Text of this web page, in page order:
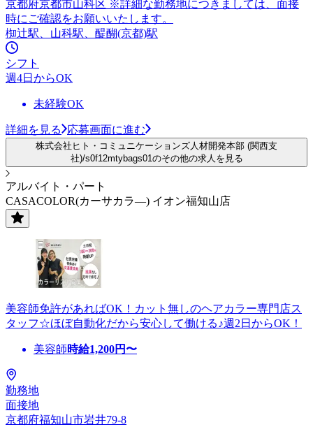
京都府京都市山科区 ※詳細な勤務地につきましては、面接
時にご確認をお願いいたします。
椥辻駅、山科駅、醍醐(京都)駅
シフト
週4日からOK
未経験OK
詳細を見る 応募画面に進む
株式会社ヒト・コミュニケーションズ人材開発本部 (関西支
社)/s0f12mtybags01のその他の求人を見る
アルバイト・パート
CASACOLOR(カーサカラ―) イオン福知山店
美容師免許があればOK！カット無しのヘアカラー専門店ス
タッフ☆ほぼ自動化だから安心して働ける♪週2日からOK！
美容師時給1,200円〜
勤務地
面接地
京都府福知山市岩井79-8